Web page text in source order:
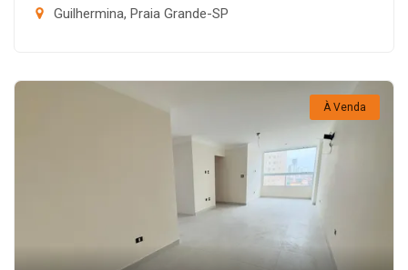
Guilhermina, Praia Grande-SP
À Venda